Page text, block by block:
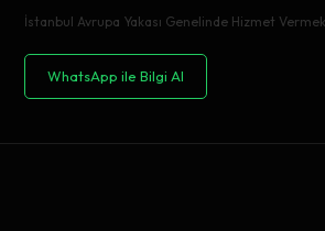
İstanbul Avrupa Yakası Genelinde Hizmet
WhatsApp ile Bilgi Al